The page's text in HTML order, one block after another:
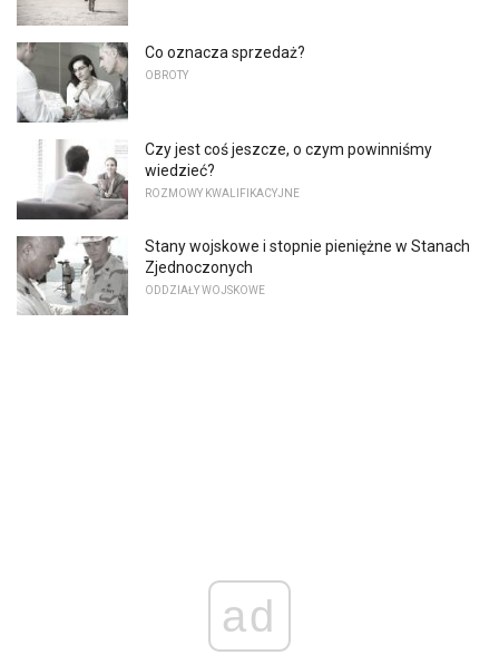
Co oznacza sprzedaż?
OBROTY
Czy jest coś jeszcze, o czym powinniśmy
wiedzieć?
ROZMOWY KWALIFIKACYJNE
Stany wojskowe i stopnie pieniężne w Stanach
Zjednoczonych
ODDZIAŁY WOJSKOWE
ad